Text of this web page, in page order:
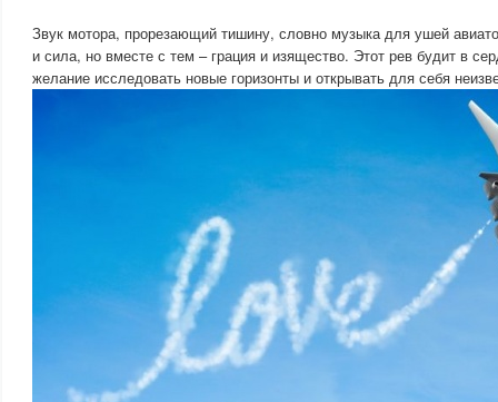
Звук мотора, прорезающий тишину, словно музыка для ушей
и сила, но вместе с тем – грация и изящество. Этот рев будит в
желание исследовать новые горизонты и открывать для себя